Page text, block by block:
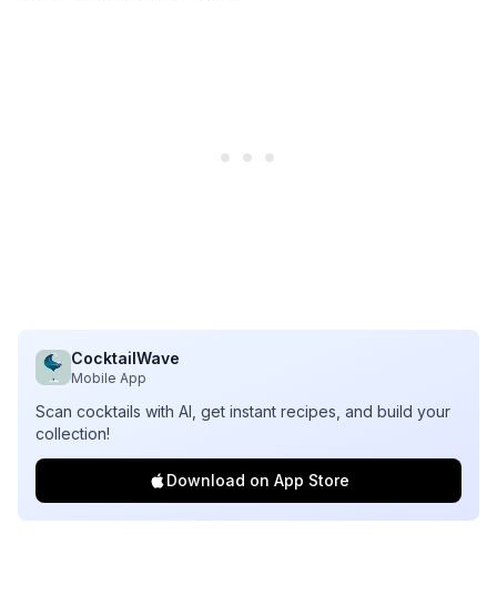
CocktailWave
Mobile App
Scan cocktails with AI, get instant recipes, and build your
collection!
Download on App Store